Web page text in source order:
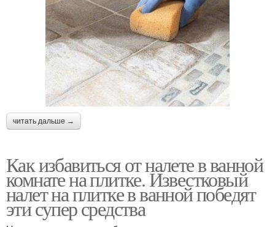
читать дальше →
Как избавиться от налете в ванной
комнате на плитке. Известковый
налет на плитке в ванной победят
эти супер средства